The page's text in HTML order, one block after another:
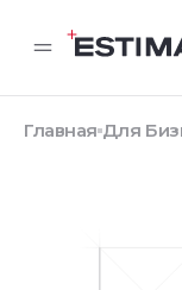
Главная Для